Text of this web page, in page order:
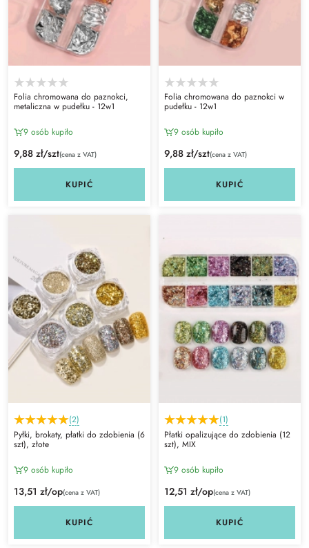
Folia chromowana do paznokci,
metaliczna w pudełku - 12w1
9 osób kupiło
9,88 zł/szt(cena z VAT)
KUPIĆ
Folia chromowana do paznokci w
pudełku - 12w1
9 osób kupiło
9,88 zł/szt(cena z VAT)
KUPIĆ
(2)
Pyłki, brokaty, płatki do zdobienia (6
szt), złote
9 osób kupiło
13,51 zł/op(cena z VAT)
KUPIĆ
(1)
Płatki opalizujące do zdobienia (12
szt), MIX
9 osób kupiło
12,51 zł/op(cena z VAT)
KUPIĆ